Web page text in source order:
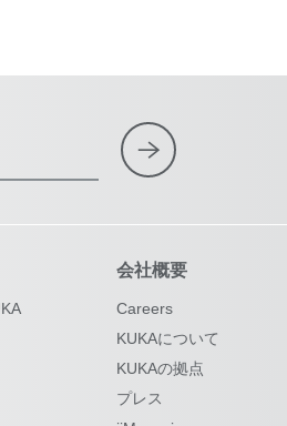
会社概要
Careers
KUKAについて
KUKAの拠点
プレス